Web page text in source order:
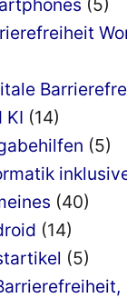
KI (14)
(5)
(40)
(14)
(5)